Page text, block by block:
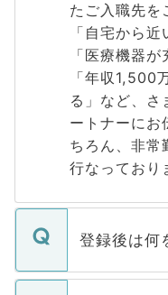
たご入職先を
「自宅から
「医療機器
「年収1,500
る」など、さ
ートナーにお
ちろん、非常
行なっており
登録後は何
ご登録いただ